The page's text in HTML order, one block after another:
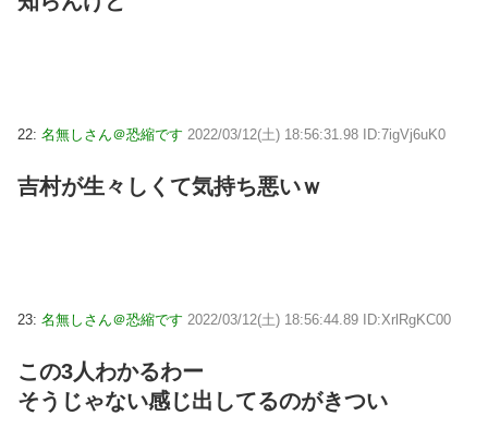
22: 名無しさん＠恐縮です 2022/03/12(土) 18:56:31.98 ID:7igVj6uK0
吉村が生々しくて気持ち悪いｗ
23: 名無しさん＠恐縮です 2022/03/12(土) 18:56:44.89 ID:XrlRgKC00
この3人わかるわー
そうじゃない感じ出してるのがきつい